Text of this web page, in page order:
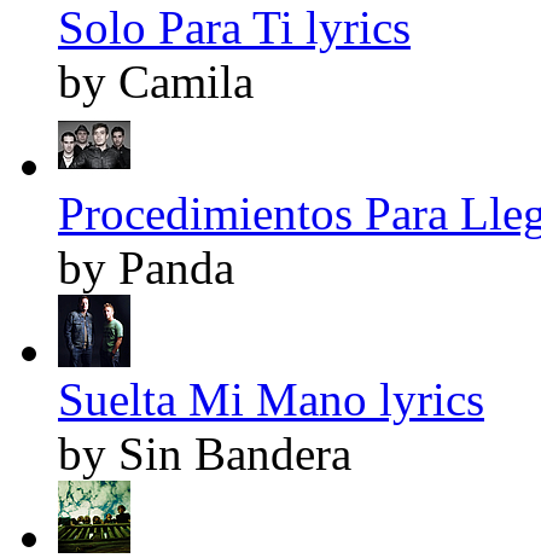
Solo Para Ti lyrics
by Camila
Procedimientos Para
by Panda
Suelta Mi Mano lyrics
by Sin Bandera